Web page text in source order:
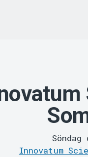
Innovatum